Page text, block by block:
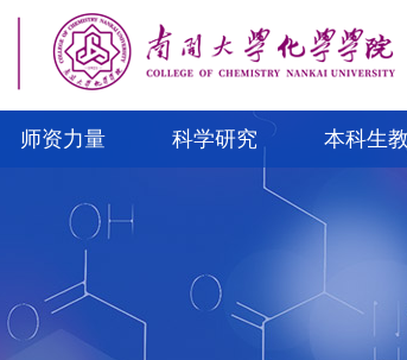
师资力量 科学研究 本科生